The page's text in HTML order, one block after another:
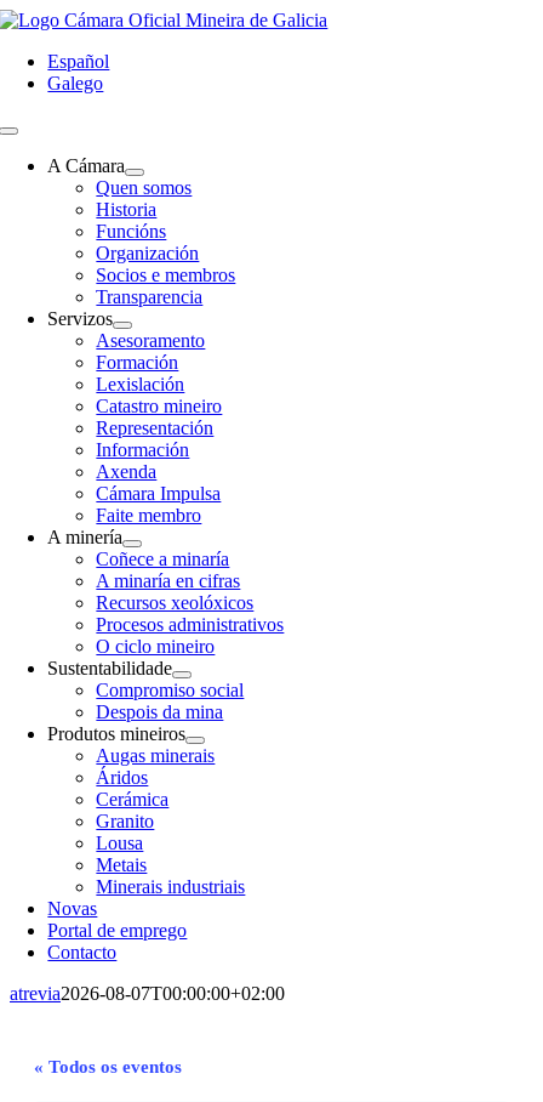
Skip
contentEspañol
Galego
Toggle
NavigationA Cámara
Quen somos
Historia
Funcións
Organización
Socios e membros
Transparencia
Servizos
Asesoramento
Formación
Lexislación
Catastro mineiro
Representación
Información
Axenda
Cámara Impulsa
Faite membro
A minería
Coñece a minaría
A minaría en cifras
Recursos xeolóxicos
Procesos administrativos
O ciclo mineiro
Sustentabilidade
Compromiso social
Despois da mina
Produtos mineiros
Augas minerais
Áridos
Cerámica
Granito
Lousa
Metais
Minerais industriais
Novas
Portal de emprego
Contacto
atrevia2026-08-07T00:00:00+02:00
« Todos os eventos